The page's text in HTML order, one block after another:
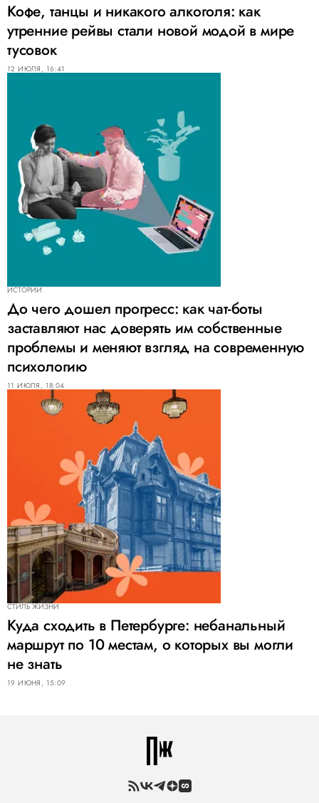
Кофе, танцы и никакого алкоголя: как
утренние рейвы стали новой модой в мире
тусовок
12 ИЮЛЯ, 16:41
ИСТОРИИ
До чего дошел прогресс: как чат-боты
заставляют нас доверять им собственные
проблемы и меняют взгляд на современную
психологию
11 ИЮЛЯ, 18:04
СТИЛЬ ЖИЗНИ
Куда сходить в Петербурге: небанальный
маршрут по 10 местам, о которых вы могли
не знать
19 ИЮНЯ, 15:09